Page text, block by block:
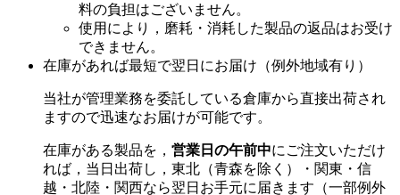
料の負担はございません。
使用により，磨耗・消耗した製品の返品はお受け
できません。
在庫があれば最短で翌日にお届け（例外地域有り）
当社が管理業務を委託している倉庫から直接出荷され
ますので迅速なお届けが可能です。
在庫がある製品を， 営業日の午前中にご注文いただけ
れば，当日出荷し，東北（青森を除く）・関東・信
越・北陸・関西なら翌日お手元に届きます（一部例外